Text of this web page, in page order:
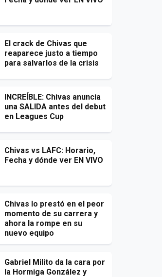
El crack de Chivas que
reaparece justo a tiempo
para salvarlos de la crisis
INCREÍBLE: Chivas anuncia
una SALIDA antes del debut
en Leagues Cup
Chivas vs LAFC: Horario,
Fecha y dónde ver EN VIVO
Chivas lo prestó en el peor
momento de su carrera y
ahora la rompe en su
nuevo equipo
Gabriel Milito da la cara por
la Hormiga González y